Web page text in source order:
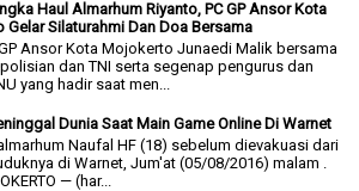
Haul Almarhum Riyanto, PC GP Ansor Kota
Gelar Silaturahmi Dan Doa Bersama
Ansor Kota Mojokerto Junaedi Malik bersama
dan TNI serta segenap pengurus dan
yang hadir saat men...
Dunia Saat Main Game Online Di Warnet
Naufal HF (18) sebelum dievakuasi dari
di Warnet, Jum'at (05/08/2016) malam .
— (har...